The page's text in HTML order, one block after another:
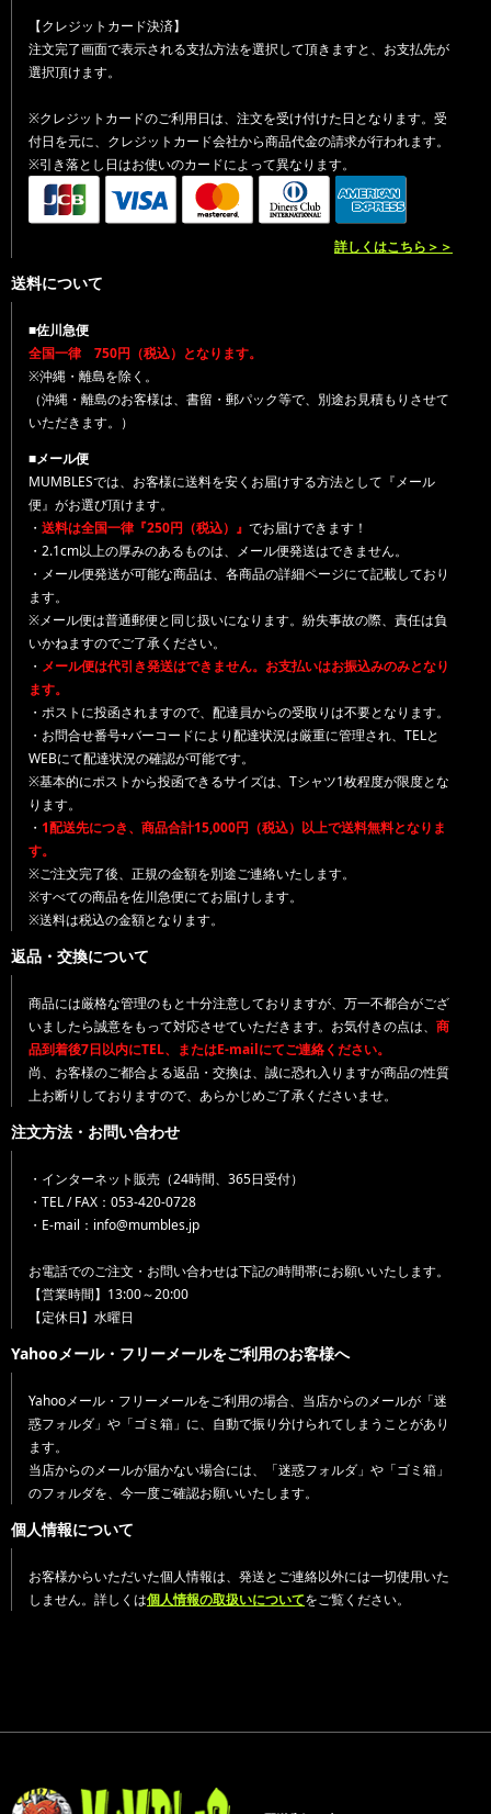
【クレジットカード決済】
注文完了画面で表示される支払方法を選択して頂きますと、お支払先が
選択頂けます。
※クレジットカードのご利用日は、注文を受け付けた日となります。受
付日を元に、クレジットカード会社から商品代金の請求が行われます。
※引き落とし日はお使いのカードによって異なります。
詳しくはこちら＞＞
送料について
■佐川急便
全国一律 750円（税込）となります。
※沖縄・離島を除く。
（沖縄・離島のお客様は、書留・郵パック等で、別途お見積もりさせて
いただきます。）
■メール便
MUMBLESでは、お客様に送料を安くお届けする方法として『メール
便』がお選び頂けます。
・ 送料は全国一律『250円（税込）』 でお届けできます！
・2.1cm以上の厚みのあるものは、メール便発送はできません。
・メール便発送が可能な商品は、各商品の詳細ページにて記載しており
ます。
※メール便は普通郵便と同じ扱いになります。紛失事故の際、責任は負
いかねますのでご了承ください。
・ メール便は代引き発送はできません。お支払いはお振込みのみとなり
ます。
・ポストに投函されますので、配達員からの受取りは不要となります。
・お問合せ番号+バーコードにより配達状況は厳重に管理され、TELと
WEBにて配達状況の確認が可能です。
※基本的にポストから投函できるサイズは、Tシャツ1枚程度が限度とな
ります。
・ 1配送先につき、商品合計15,000円（税込）以上で送料無料となりま
す。
※ご注文完了後、正規の金額を別途ご連絡いたします。
※すべての商品を佐川急便にてお届けします。
※送料は税込の金額となります。
返品・交換について
商品には厳格な管理のもと十分注意しておりますが、万一不都合がござ
いましたら誠意をもって対応させていただきます。お気付きの点は、 商
品到着後7日以内にTEL、またはE-mailにてご連絡ください。
尚、お客様のご都合よる返品・交換は、誠に恐れ入りますが商品の性質
上お断りしておりますので、あらかじめご了承くださいませ。
注文方法・お問い合わせ
・インターネット販売（24時間、365日受付）
・TEL / FAX：053-420-0728
・E-mail：info@mumbles.jp
お電話でのご注文・お問い合わせは下記の時間帯にお願いいたします。
【営業時間】13:00～20:00
【定休日】水曜日
Yahooメール・フリーメールをご利用のお客様へ
Yahooメール・フリーメールをご利用の場合、当店からのメールが「迷
惑フォルダ」や「ゴミ箱」に、自動で振り分けられてしまうことがあり
ます。
当店からのメールが届かない場合には、「迷惑フォルダ」や「ゴミ箱」
のフォルダを、今一度ご確認お願いいたします。
個人情報について
お客様からいただいた個人情報は、発送とご連絡以外には一切使用いた
しません。詳しくは個人情報の取扱いについてをご覧ください。